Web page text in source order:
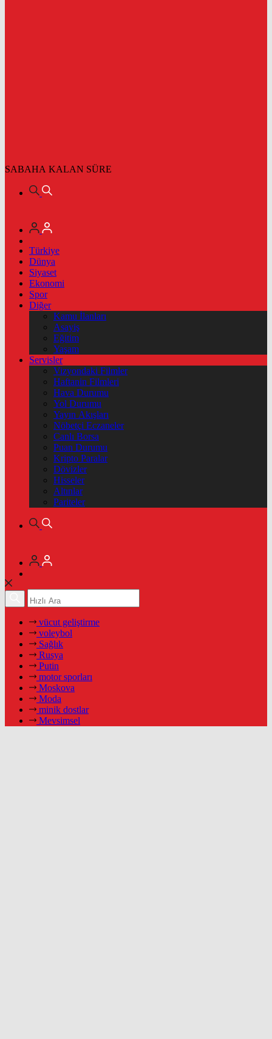
SABAHA KALAN SÜRE
Türkiye
Dünya
Siyaset
Ekonomi
Spor
Diğer
Kamu İlanları
Asayiş
Eğitim
Yaşam
Servisler
Vizyondaki Filmler
Haftanin Filmleri
Hava Durumu
Yol Durumu
Yayın Akışları
Nöbetçi Eczaneler
Canlı Borsa
Puan Durumu
Kripto Paralar
Dövizler
Hisseler
Altınlar
Pariteler
vücut geliştirme
voleybol
Sağlık
Rusya
Putin
motor sporları
Moskova
Moda
minik dostlar
Mevsimsel